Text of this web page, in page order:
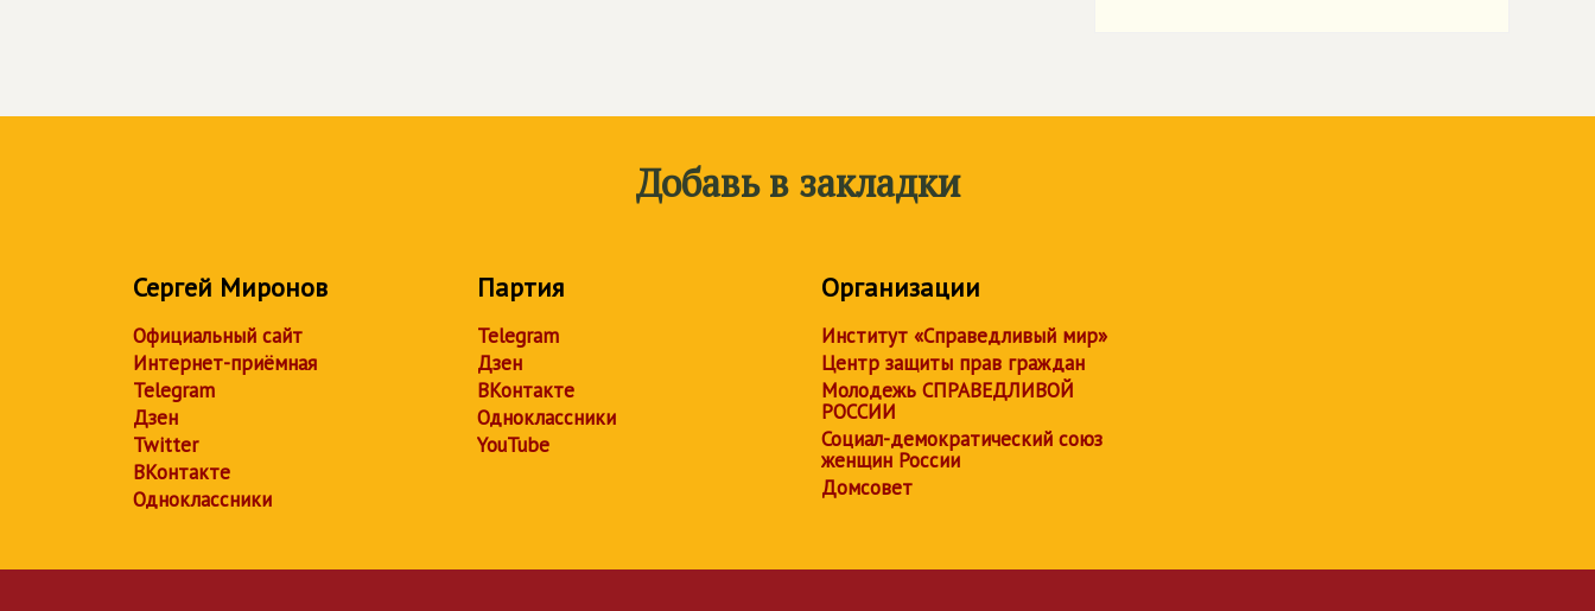
Добавь в закладки
Сергей Миронов
Официальный сайт
Интернет-приёмная
Telegram
Дзен
Twitter
ВКонтакте
Одноклассники
Партия
Telegram
Дзен
ВКонтакте
Одноклассники
YouTube
Организации
Институт «Справедливый мир»
Центр защиты прав граждан
Молодежь СПРАВЕДЛИВОЙ
РОССИИ
Социал-демократический союз
женщин России
Домсовет